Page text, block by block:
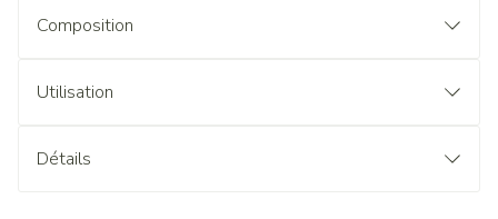
Composition
Utilisation
Détails